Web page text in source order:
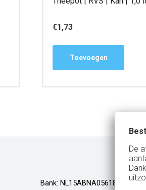
€1,73
Toevoegen
Bank: NL15ABNA0561810710
De